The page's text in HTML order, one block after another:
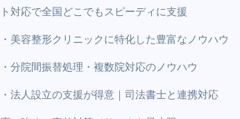
対応で全国どこでもスピーディに支援
美容整形クリニックに特化した豊富なノウハウ
分院間振替処理・複数院対応のノウハウ
法人設立の支援が得意｜司法書士と連携対応